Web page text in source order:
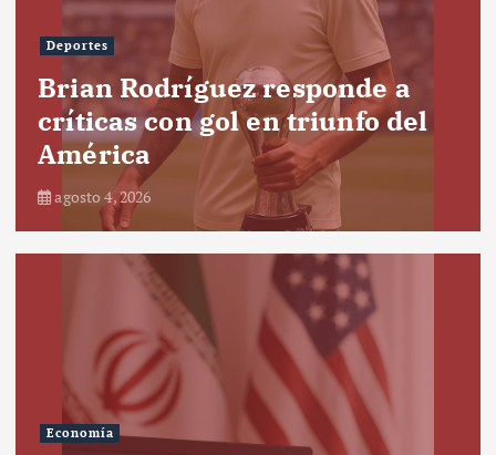
Deportes
Brian Rodríguez responde a
críticas con gol en triunfo del
América
agosto 4, 2026
Economía